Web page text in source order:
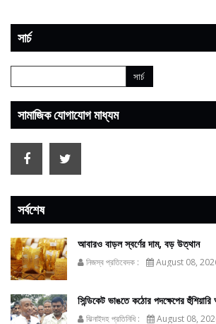
সার্চ
সামাজিক যোগাযোগ মাধ্যম
সর্বশেষ
আবারও বাড়ল স্বর্ণের দাম, বড় উত্থান
নিজস্ব প্রতিবেদক : August 08,
সিন্ডিকেট ভাঙতে কঠোর পদক্ষেপের হুঁশিয়ারি
ঝিনাইদহ প্রতিনিধি : August 08,